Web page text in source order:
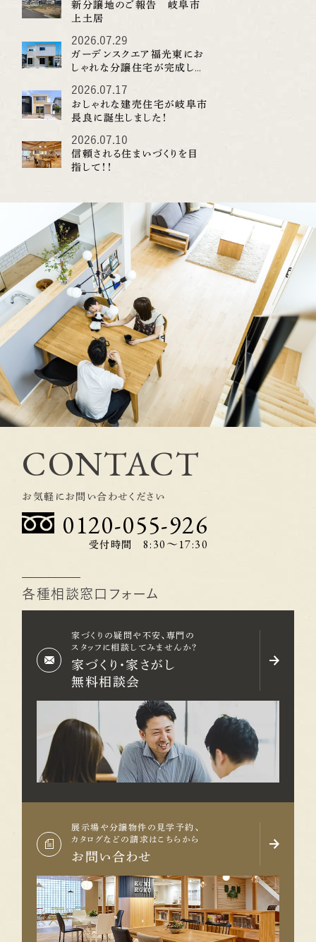
新分譲地のご報告 岐阜市
上土居
2026.07.29
ガーデンスクエア福光東にお
しゃれな分譲住宅が完成しま
2026.07.17
おしゃれな建売住宅が岐阜市
長良に誕生しました！
2026.07.10
信頼される住まいづくりを目
指して！！
CONTACT
お気軽にお問い合わせください
0120-055-926
受付時間8:30〜17:30
各種相談窓口フォーム
家づくりの疑問や不安、専門の
スタッフに相談してみませんか？
家づくり・家さがし
無料相談会
展示場や分譲物件の見学予約、
カタログなどの請求はこちらから
お問い合わせ